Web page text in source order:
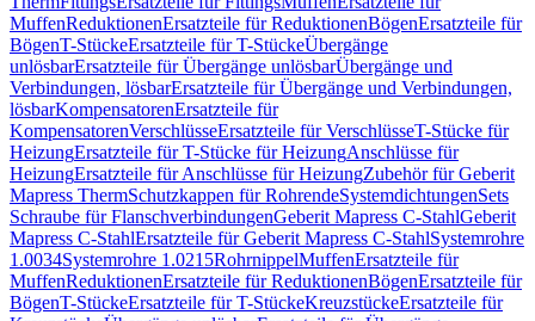
MuffenReduktionenErsatzteile für ReduktionenBögenErsatzteile für
BögenT-StückeErsatzteile für T-StückeÜbergänge
unlösbarErsatzteile für Übergänge unlösbarÜbergänge und
Verbindungen, lösbarErsatzteile für Übergänge und Verbindungen,
lösbarKompensatorenErsatzteile für
KompensatorenVerschlüsseErsatzteile für VerschlüsseT-Stücke für
HeizungErsatzteile für T-Stücke für HeizungAnschlüsse für
HeizungErsatzteile für Anschlüsse für HeizungZubehör für Geberit
Mapress ThermSchutzkappen für RohrendeSystemdichtungenSets
Schraube für FlanschverbindungenGeberit Mapress C-StahlGeberit
Mapress C-StahlErsatzteile für Geberit Mapress C-StahlSystemrohre
1.0034Systemrohre 1.0215RohrnippelMuffenErsatzteile für
MuffenReduktionenErsatzteile für ReduktionenBögenErsatzteile für
BögenT-StückeErsatzteile für T-StückeKreuzstückeErsatzteile für